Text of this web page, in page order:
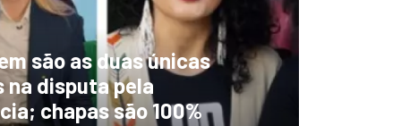
são as duas únicas
na disputa pela
chapas são 100%